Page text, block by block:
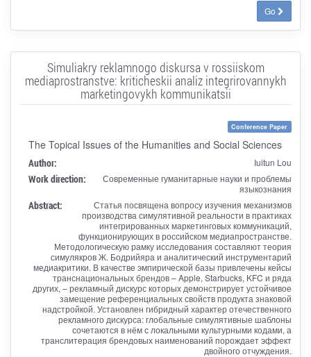
Go
Simuliakry reklamnogo diskursa v rossiiskom
mediaprostranstve: kriticheskii analiz integrirovannykh
marketingovykh kommunikatsii
Conference Paper
The Topical Issues of the Humanities and Social Sciences
Author: Iuitun Lou
Work direction:
Современные гуманитарные науки и проблемы
языкознания
Abstract:
Статья посвящена вопросу изучения механизмов
производства симулятивной реальности в практиках
интегрированных маркетинговых коммуникаций,
функционирующих в российском медиапространстве.
Методологическую рамку исследования составляют теория
симулякров Ж. Бодрийяра и аналитический инструментарий
медиакритики. В качестве эмпирической базы привлечены кейсы
транснациональных брендов – Apple, Starbucks, KFC и ряда
других, – рекламный дискурс которых демонстрирует устойчивое
замещение референциальных свойств продукта знаковой
надстройкой. Установлен гибридный характер отечественного
рекламного дискурса: глобальные симулятивные шаблоны
сочетаются в нём с локальными культурными кодами, а
транслитерация брендовых наименований порождает эффект
двойного отчуждения.